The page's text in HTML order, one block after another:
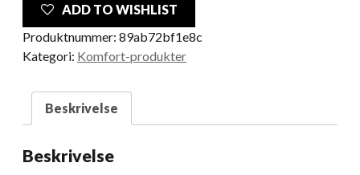
ADD TO WISHLIST
Produktnummer: 89ab72bf1e8c
Kategori: Komfort-produkter
Beskrivelse
Beskrivelse